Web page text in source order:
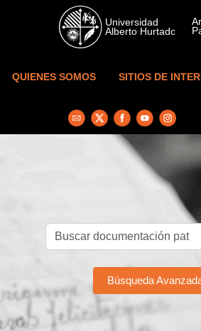
Skip to main content
QUIENES SOMOS SITIOS DE
Búsqueda